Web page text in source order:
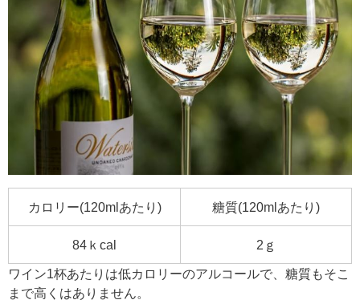
カロリー(120mlあたり) 糖質(120mlあたり)
84ｋcal 2ｇ
ワイン1杯あたりは低カロリーのアルコールで、 糖質もそこ
まで高くはありません。